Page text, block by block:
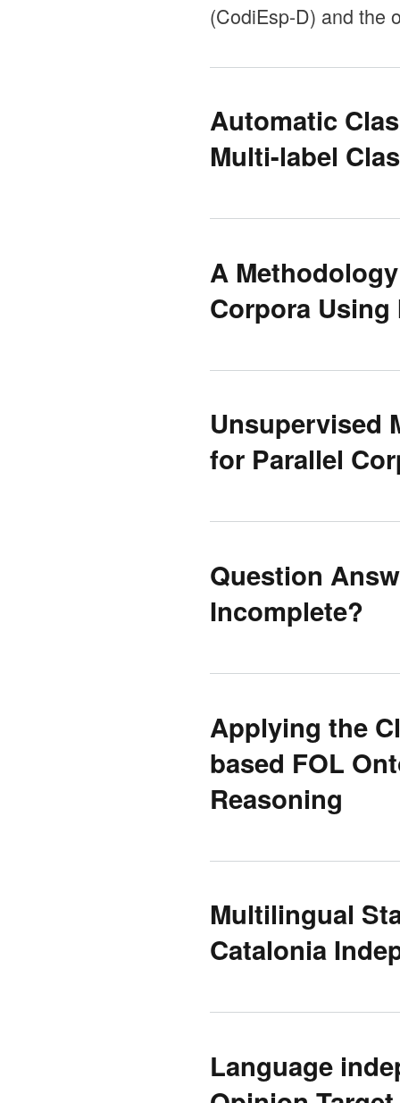
(CodiEsp-D) and the
Automatic
Multi-label
A
Corpora
Unsupervised
for Parallel
Question
Incomplete?
Applying the
based FOL
Reasoning
Multilingual
Catalonia
Language